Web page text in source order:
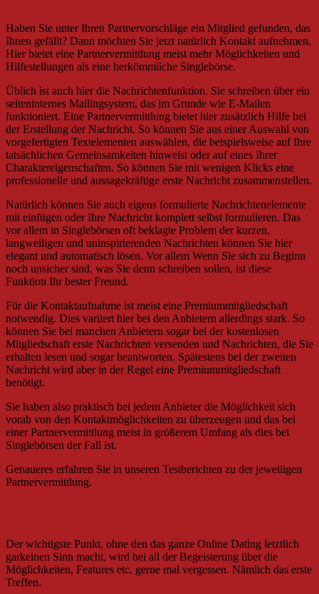
Haben Sie unter Ihren Partnervorschläge ein Mitglied gefunden, das
Ihnen gefällt? Dann möchten Sie jetzt natürlich Kontakt aufnehmen.
Hier bietet eine Partnervermittlung meist mehr Möglichkeiten und
Hilfestellungen als eine herkömmliche Singlebörse.
Üblich ist auch hier die Nachrichtenfunktion. Sie schreiben über ein
seiteninternes Mailingsystem, das im Grunde wie E-Mailen
funktioniert. Eine Partnervermittlung bietet hier zusätzlich Hilfe bei
der Erstellung der Nachricht. So können Sie aus einer Auswahl von
vorgefertigten Textelementen auswählen, die beispielsweise auf Ihre
tatsächlichen Gemeinsamkeiten hinweist oder auf eines Ihrer
Charaktereigenschaften. So können Sie mit wenigen Klicks eine
professionelle und aussagekräftige erste Nachricht zusammenstellen.
Natürlich können Sie auch eigens formulierte Nachrichtenelemente
mit einfügen oder Ihre Nachricht komplett selbst formulieren. Das
vor allem in Singlebörsen oft beklagte Problem der kurzen,
langweiligen und uninspirierenden Nachrichten können Sie hier
elegant und automatisch lösen. Vor allem Wenn Sie sich zu Beginn
noch unsicher sind, was Sie denn schreiben sollen, ist diese
Funktion Ihr bester Freund.
Für die Kontaktaufnahme ist meist eine Premiummitgliedschaft
notwendig. Dies variiert hier bei den Anbietern allerdings stark. So
können Sie bei manchen Anbietern sogar bei der kostenlosen
Mitgliedschaft erste Nachrichten versenden und Nachrichten, die Sie
erhalten lesen und sogar beantworten. Spätestens bei der zweiten
Nachricht wird aber in der Regel eine Premiummitgliedschaft
benötigt.
Sie haben also praktisch bei jedem Anbieter die Möglichkeit sich
vorab von den Kontaktmöglichkeiten zu überzeugen und das bei
einer Partnervermittlung meist in größerem Umfang als dies bei
Singlebörsen der Fall ist.
Genaueres erfahren Sie in unseren Testberichten zu der jeweiligen
Partnervermittlung.
Der wichtigste Punkt, ohne den das ganze Online Dating letztlich
garkeinen Sinn macht, wird bei all der Begeisterung über die
Möglichkeiten, Features etc. gerne mal vergessen. Nämlich das erste
Treffen.